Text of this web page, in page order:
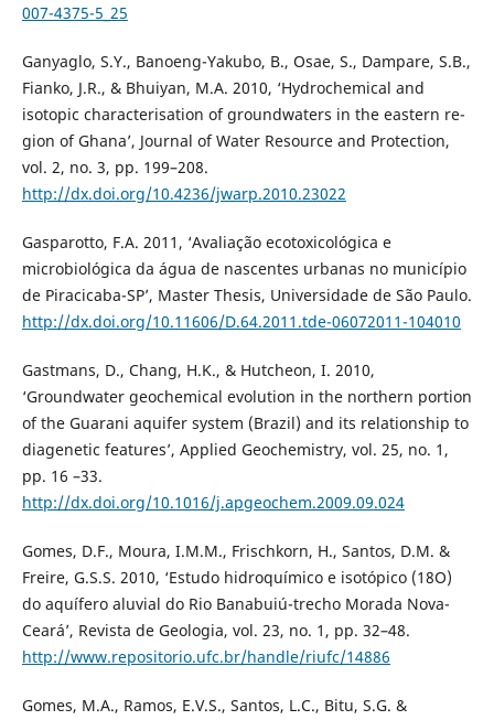
007-4375-5_25
Ganyaglo, S.Y., Banoeng-Yakubo, B., Osae, S., Dampare, S.B.,
Fianko, J.R., & Bhuiyan, M.A. 2010, ‘Hydrochemical and
isotopic characterisation of groundwaters in the eastern re-
gion of Ghana’, Journal of Water Resource and Protection,
vol. 2, no. 3, pp. 199–208.
http://dx.doi.org/10.4236/jwarp.2010.23022
Gasparotto, F.A. 2011, ‘Avaliação ecotoxicológica e
microbiológica da água de nascentes urbanas no município
de Piracicaba-SP’, Master Thesis, Universidade de São Paulo.
http://dx.doi.org/10.11606/D.64.2011.tde-06072011-104010
Gastmans, D., Chang, H.K., & Hutcheon, I. 2010,
‘Groundwater geochemical evolution in the northern portion
of the Guarani aquifer system (Brazil) and its relationship to
diagenetic features’, Applied Geochemistry, vol. 25, no. 1,
pp. 16 –33.
http://dx.doi.org/10.1016/j.apgeochem.2009.09.024
Gomes, D.F., Moura, I.M.M., Frischkorn, H., Santos, D.M. &
Freire, G.S.S. 2010, ‘Estudo hidroquímico e isotópico (18O)
do aquífero aluvial do Rio Banabuiú-trecho Morada Nova-
Ceará’, Revista de Geologia, vol. 23, no. 1, pp. 32–48.
http://www.repositorio.ufc.br/handle/riufc/14886
Gomes, M.A., Ramos, E.V.S., Santos, L.C., Bitu, S.G. &